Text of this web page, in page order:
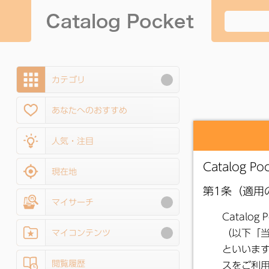
カテゴリ
あなたへのおすすめ
人気・注目
現在地
マイサーチ
マイコンテンツ
閲覧履歴